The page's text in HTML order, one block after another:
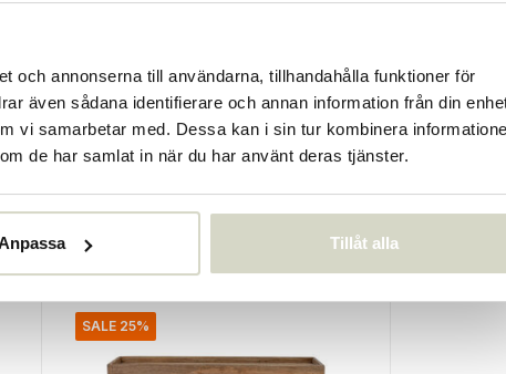
och annonserna till användarna, tillhandahålla funktioner för
även sådana identifierare och annan information från din
vi samarbetar med. Dessa kan i sin tur kombinera
de har samlat in när du har använt deras tjänster.
Tillåt alla
House Doctor
Pan cafébord borstad silver
€680,00
Inkl. moms
Bloomingville
Sali
Inkl. moms
SALE 25%